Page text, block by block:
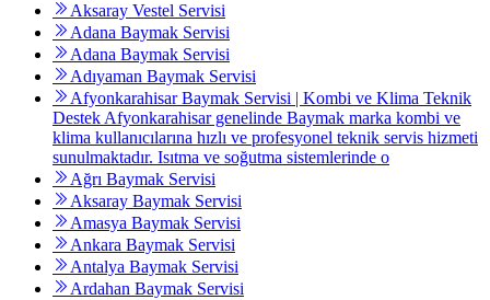
Aksaray Vestel Servisi
Adana Baymak Servisi
Adana Baymak Servisi
Adıyaman Baymak Servisi
Afyonkarahisar Baymak Servisi | Kombi ve Klima Teknik
Destek Afyonkarahisar genelinde Baymak marka kombi ve
klima kullanıcılarına hızlı ve profesyonel teknik servis hizmeti
sunulmaktadır. Isıtma ve soğutma sistemlerinde o
Ağrı Baymak Servisi
Aksaray Baymak Servisi
Amasya Baymak Servisi
Ankara Baymak Servisi
Antalya Baymak Servisi
Ardahan Baymak Servisi